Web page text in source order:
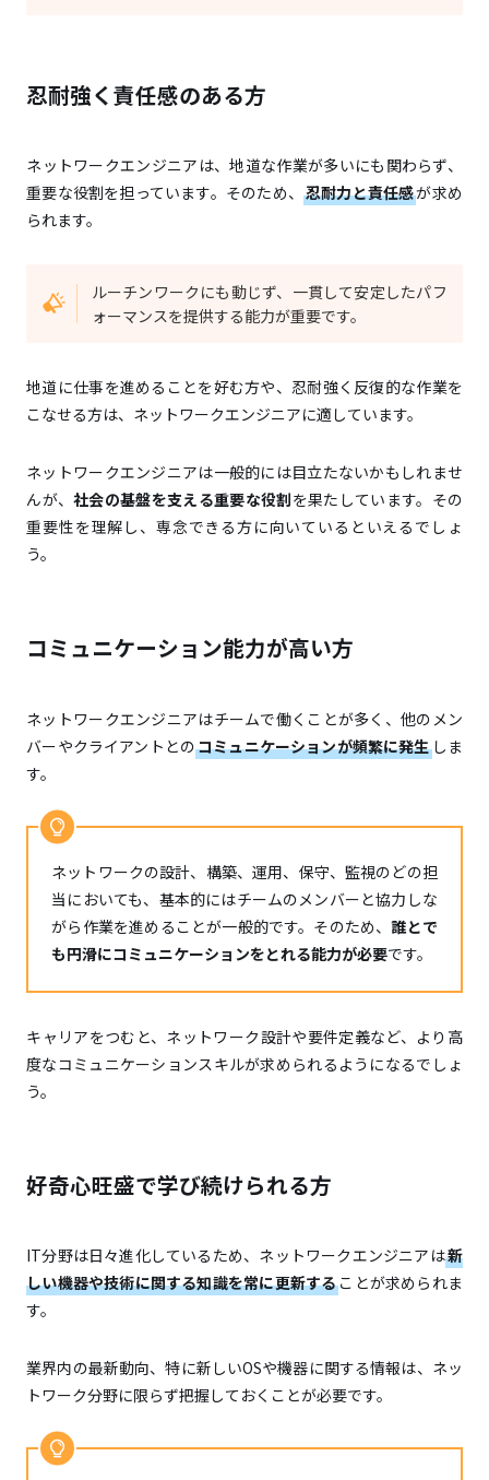
忍耐強く責任感のある方
ネットワークエンジニアは、地道な作業が多いにも関わらず、
重要な役割を担っています。そのため、 忍耐力と責任感が求め
られます。
ルーチンワークにも動じず、一貫して安定したパフ
ォーマンスを提供する能力が重要です。
地道に仕事を進めることを好む方や、忍耐強く反復的な作業を
こなせる方は、ネットワークエンジニアに適しています。
ネットワークエンジニアは一般的には目立たないかもしれませ
んが、社会の基盤を支える重要な役割を果たしています。その
重要性を理解し、専念できる方に向いているといえるでしょ
う。
コミュニケーション能力が高い方
ネットワークエンジニアはチームで働くことが多く、他のメン
バーやクライアントとのコミュニケーションが頻繁に発生しま
す。
ネットワークの設計、構築、運用、保守、監視のどの担
当においても、基本的にはチームのメンバーと協力しな
がら作業を進めることが一般的です。そのため、誰とで
も円滑にコミュニケーションをとれる能力が必要です。
キャリアをつむと、ネットワーク設計や要件定義など、より高
度なコミュニケーションスキルが求められるようになるでしょ
う。
好奇心旺盛で学び続けられる方
IT分野は日々進化しているため、ネットワークエンジニアは新
しい機器や技術に関する知識を常に更新することが求められま
す。
業界内の最新動向、特に新しいOSや機器に関する情報は、ネッ
トワーク分野に限らず把握しておくことが必要です。